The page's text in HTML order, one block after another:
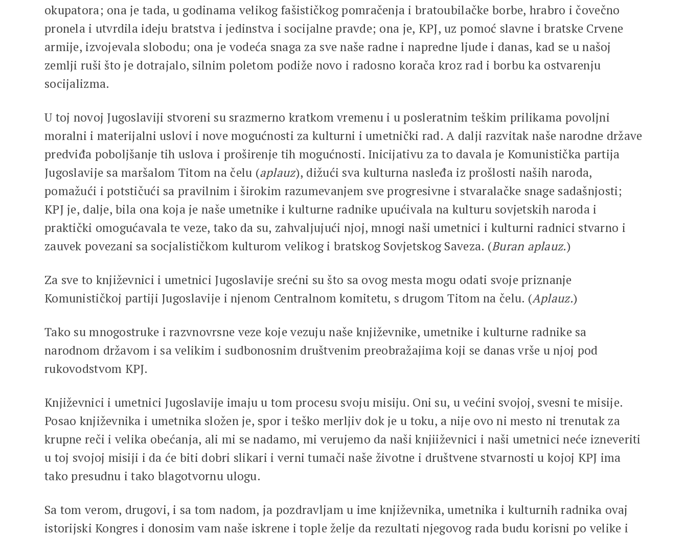
okupatora; ona je tada, u godinama velikog fašističkog pomračenja i bratoubilačke borbe, hrabro i čovečno
pronela i utvrdila ideju bratstva i jedinstva i socijalne pravde; ona je, KPJ, uz pomoć slavne i bratske Crvene
armije, izvojevala slobodu; ona je vodeća snaga za sve naše radne i napredne ljude i danas, kad se u našoj
zemlji ruši što je dotrajalo, silnim poletom podiže novo i radosno korača kroz rad i borbu ka ostvarenju
socijalizma.
U toj novoj Jugoslaviji stvoreni su srazmerno kratkom vremenu i u posleratnim teškim prilikama povoljni
moralni i materijalni uslovi i nove mogućnosti za kulturni i umetnički rad. A dalji razvitak naše narodne države
predviđa poboljšanje tih uslova i proširenje tih mogućnosti. Inicijativu za to davala je Komunistička partija
Jugoslavije sa maršalom Titom na čelu (aplauz), dižući sva kulturna nasleđa iz prošlosti naših naroda,
pomažući i potstičući sa pravilnim i širokim razumevanjem sve progresivne i stvaralačke snage sadašnjosti;
KPJ je, dalje, bila ona koja je naše umetnike i kulturne radnike upućivala na kulturu sovjetskih naroda i
praktički omogućavala te veze, tako da su, zahvaljujući njoj, mnogi naši umetnici i kulturni radnici stvarno i
zauvek povezani sa socjalističkom kulturom velikog i bratskog Sovjetskog Saveza. (Buran aplauz.)
Za sve to književnici i umetnici Jugoslavije srećni su što sa ovog mesta mogu odati svoje priznanje
Komunističkoj partiji Jugoslavije i njenom Centralnom komitetu, s drugom Titom na čelu. (Aplauz.)
Tako su mnogostruke i razvnovrsne veze koje vezuju naše književnike, umetnike i kulturne radnike sa
narodnom državom i sa velikim i sudbonosnim društvenim preobražajima koji se danas vrše u njoj pod
rukovodstvom KPJ.
Književnici i umetnici Jugoslavije imaju u tom procesu svoju misiju. Oni su, u većini svojoj, svesni te misije.
Posao književnika i umetnika složen je, spor i teško merljiv dok je u toku, a nije ovo ni mesto ni trenutak za
krupne reči i velika obećanja, ali mi se nadamo, mi verujemo da naši knjiiževnici i naši umetnici neće izneveriti
u toj svojoj misiji i da će biti dobri slikari i verni tumači naše životne i društvene stvarnosti u kojoj KPJ ima
tako presudnu i tako blagotvornu ulogu.
Sa tom verom, drugovi, i sa tom nadom, ja pozdravljam u ime književnika, umetnika i kulturnih radnika ovaj
istorijski Kongres i donosim vam naše iskrene i tople želje da rezultati njegovog rada budu korisni po velike i